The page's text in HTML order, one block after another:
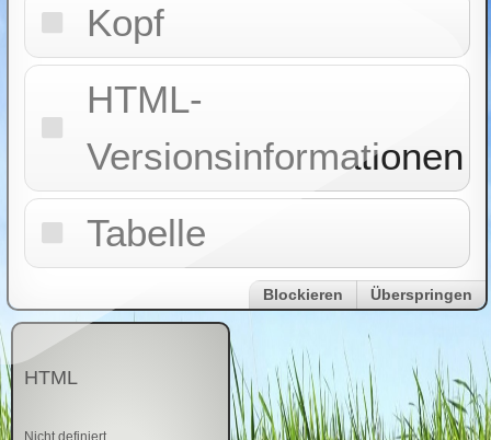
Kopf
HTML-
Versionsinformationen
Tabelle
Blockieren Überspringen
HTML
Nicht definiert